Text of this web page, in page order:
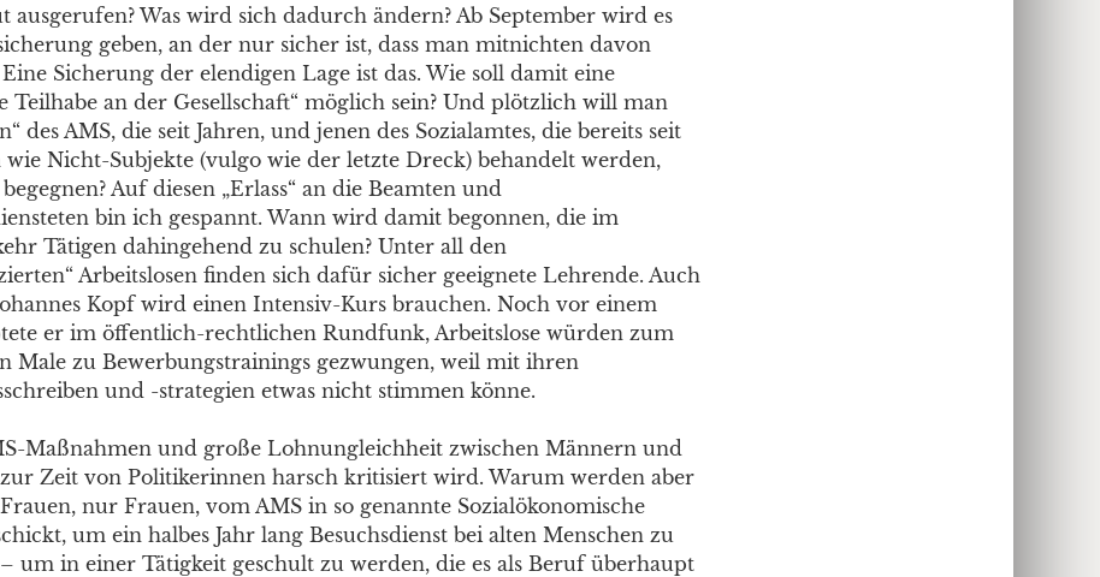
ausgerufen? Was wird sich dadurch ändern? Ab September wird es
geben, an der nur sicher ist, dass man mitnichten davon
Sicherung der elendigen Lage ist das. Wie soll damit eine
Teilhabe an der Gesellschaft“ möglich sein? Und plötzlich will man
des AMS, die seit Jahren, und jenen des Sozialamtes, die bereits seit
wie Nicht-Subjekte (vulgo wie der letzte Dreck) behandelt werden,
Auf diesen „Erlass“ an die Beamten und
bin ich gespannt. Wann wird damit begonnen, die im
Tätigen dahingehend zu schulen? Unter all den
Arbeitslosen finden sich dafür sicher geeignete Lehrende. Auch
Kopf wird einen Intensiv-Kurs brauchen. Noch vor einem
er im öffentlich-rechtlichen Rundfunk, Arbeitslose würden zum
Male zu Bewerbungstrainings gezwungen, weil mit ihren
und -strategien etwas nicht stimmen könne.
Maßnahmen und große Lohnungleichheit zwischen Männern und
Zeit von Politikerinnen harsch kritisiert wird. Warum werden aber
nur Frauen, vom AMS in so genannte Sozialökonomische
um ein halbes Jahr lang Besuchsdienst bei alten Menschen zu
um in einer Tätigkeit geschult zu werden, die es als Beruf überhaupt